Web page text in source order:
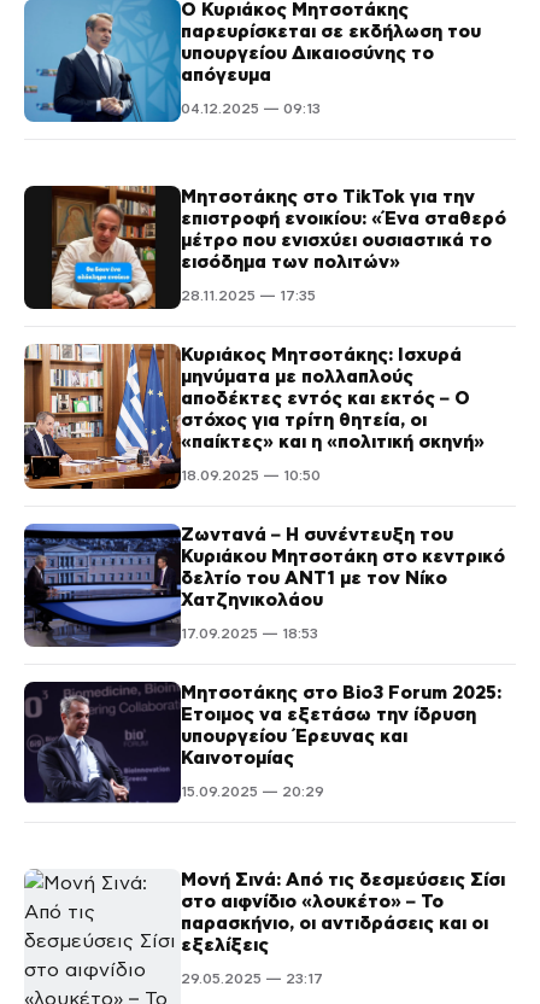
Ο Κυριάκος Μητσοτάκης
παρευρίσκεται σε εκδήλωση του
υπουργείου Δικαιοσύνης το
απόγευμα
04.12.2025 — 09:13
Μητσοτάκης στο TikTok για την
επιστροφή ενοικίου: «Ένα σταθερό
μέτρο που ενισχύει ουσιαστικά το
εισόδημα των πολιτών»
28.11.2025 — 17:35
Κυριάκος Μητσοτάκης: Ισχυρά
μηνύματα με πολλαπλούς
αποδέκτες εντός και εκτός – Ο
στόχος για τρίτη θητεία, οι
«παίκτες» και η «πολιτική σκηνή»
18.09.2025 — 10:50
Ζωντανά – Η συνέντευξη του
Κυριάκου Μητσοτάκη στο κεντρικό
δελτίο του ΑΝΤ1 με τον Νίκο
Χατζηνικολάου
17.09.2025 — 18:53
Μητσοτάκης στο Bio3 Forum 2025:
Έτοιμος να εξετάσω την ίδρυση
υπουργείου Έρευνας και
Καινοτομίας
15.09.2025 — 20:29
Μονή Σινά: Από τις δεσμεύσεις Σίσι
στο αιφνίδιο «λουκέτο» – Το
παρασκήνιο, οι αντιδράσεις και οι
εξελίξεις
29.05.2025 — 23:17